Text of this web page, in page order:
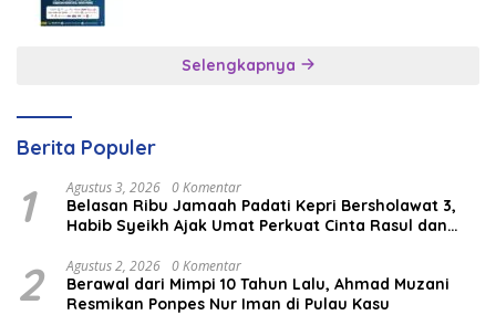
Selengkapnya
Berita Populer
1 Agustus 3, 2026 0 Komentar
Belasan Ribu Jamaah Padati Kepri Bersholawat 3,
Habib Syeikh Ajak Umat Perkuat Cinta Rasul dan
2 Agustus 2, 2026 0 Komentar
Berawal dari Mimpi 10 Tahun Lalu, Ahmad Muzani
Resmikan Ponpes Nur Iman di Pulau Kasu